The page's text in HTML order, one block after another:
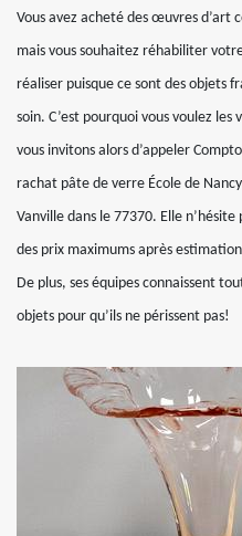
Vous avez acheté des œuvres d’art
mais vous souhaitez réhabiliter
réaliser puisque ce sont des objets
soin. C’est pourquoi vous voulez
vous invitons alors d’appeler
rachat pâte de verre École de
Vanville dans le 77370. Elle
des prix maximums après
De plus, ses équipes connaissent
objets pour qu’ils ne périssent pas!